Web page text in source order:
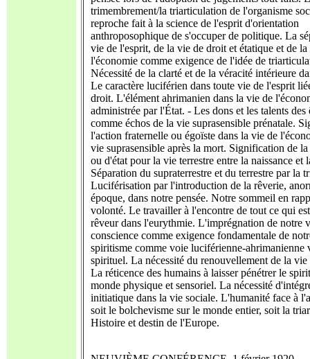
trimembrement/la triarticulation de l'organisme
reproche fait à la science de l'esprit d'orientation
anthroposophique de s'occuper de politique. La
vie de l'esprit, de la vie de droit et étatique et de la
l'économie comme exigence de l'idée de
Nécessité de la clarté et de la véracité intérieure
Le caractère luciférien dans toute vie de l'esprit
droit. L'élément ahrimanien dans la vie de
administrée par l'État. - Les dons et les talents des
comme échos de la vie suprasensible prénatale.
l'action fraternelle ou égoïste dans la vie de
vie suprasensible après la mort. Signification de
ou d'état pour la vie terrestre entre la naissance et
Séparation du supraterrestre et du terrestre par la
Luciférisation par l'introduction de la rêverie,
époque, dans notre pensée. Notre sommeil en
volonté. Le travailler à l'encontre de tout ce qui
rêveur dans l'eurythmie. L'imprégnation de notre
conscience comme exigence fondamentale de
spiritisme comme voie luciférienne-ahrimanienne
spirituel. La nécessité du renouvellement de la
La réticence des humains à laisser pénétrer le
monde physique et sensoriel. La nécessité
initiatique dans la vie sociale. L'humanité face à
soit le bolchevisme sur le monde entier, soit la
Histoire et destin de l'Europe.